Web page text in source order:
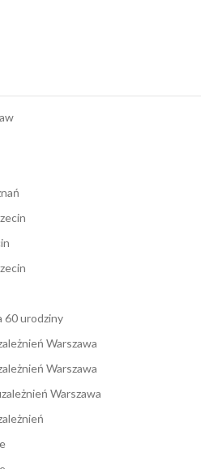
60 urodziny
Warszawa
Warszawa
Warszawa